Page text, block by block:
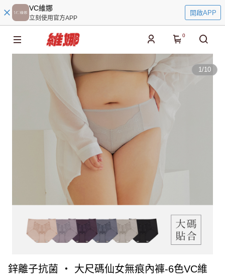
VC維娜
立刻使用官方APP
開啟APP
0
1/10
鋅離子抗菌 ‧ 大尺碼仙女無痕內褲-6色VC維